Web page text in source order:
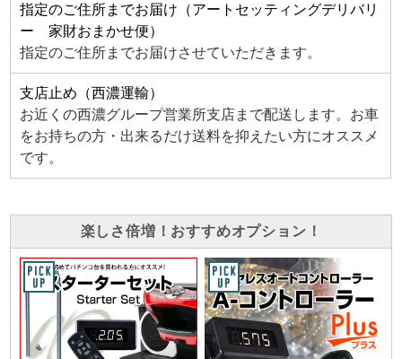
指定のご住所までお届け（アートセッティングデリバリ
ー 家財おまかせ便）
指定のご住所までお届けさせていただきます。
支店止め（西濃運輸）
お近くの西濃グループ営業所支店まで配送します。お車
をお持ちの方・出来るだけ送料を抑えたい方にオススメ
です。
楽しさ倍増！おすすめオプション！